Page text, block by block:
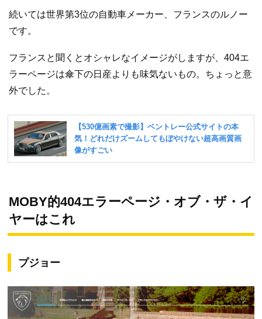
続いては世界第3位の自動車メーカー、フランスのルノー
です。
フランスと聞くとオシャレなイメージがしますが、404エ
ラーページは傘下の日産よりも味気ないもの。ちょっと意
外でした。
MOBY的404エラーページ・オブ・ザ・イ
ヤーはこれ
プジョー